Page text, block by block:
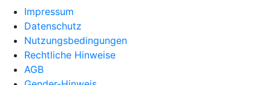
Impressum
Datenschutz
Nutzungsbedingungen
Rechtliche Hinweise
AGB